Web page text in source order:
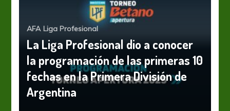
AFA Liga Profesional
La Liga Profesional dio a conocer
la programación de las primeras 10
fechas en la Primera División de
Argentina
AFA Estudiantes LP